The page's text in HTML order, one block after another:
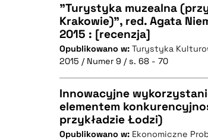
BIBTEX
CZYSTY TEKST
BIBTEX
"Turystyka muzealna
Krakowie)", red. Agata
2015 : [recenzja]
Opublikowano w: Turystyka
2015 / Numer 9 / s. 68 - 70
CZYSTY TEKST
Innowacyjne
elementem
przykładzie Łodzi)
Opublikowano w: Ekonomiczne